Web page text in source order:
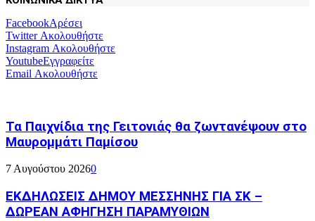
FacebookΑρέσει
TwitterΑκολουθήστε
Instagram Ακολουθήστε
YoutubeΕγγραφείτε
Email Ακολουθήστε
Τα Παιχνίδια της Γειτονιάς θα ζωντανέψουν στο
Μαυρομμάτι Παμίσου
7 Αυγούστου 20260
ΕΚΔΗΛΩΣΕΙΣ ΔΗΜΟΥ ΜΕΣΣΗΝΗΣ ΓΙΑ ΣΚ –
ΔΩΡΕΑΝ ΑΦΗΓΗΣΗ ΠΑΡΑΜΥΘΙΩΝ